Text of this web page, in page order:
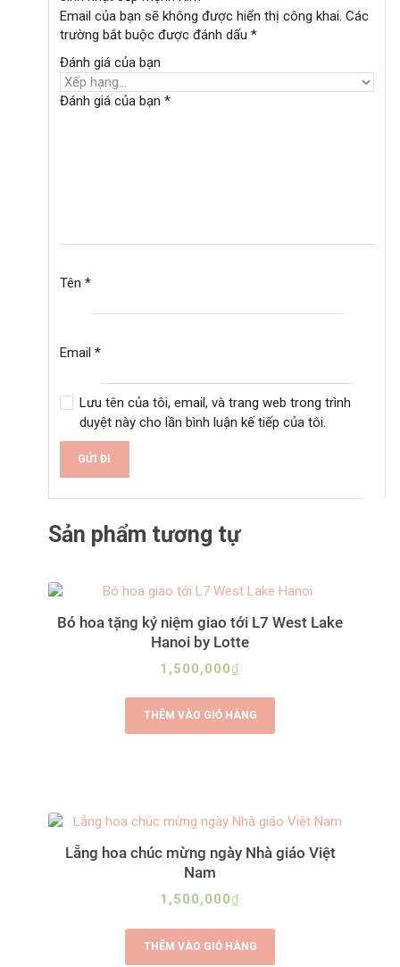
Email của bạn sẽ không được hiển thị công khai. Các
trường bắt buộc được đánh dấu *
Đánh giá của bạn
Đánh giá của bạn *
Tên *
Email *
Lưu tên của tôi, email, và trang web trong trình
duyệt này cho lần bình luận kế tiếp của tôi.
A
t
n
t
Sản phẩm tương tự
Bó hoa tặng kỷ niệm giao tới L7 West Lake
Hanoi by Lotte
1,500,000₫
THÊM VÀO GIỎ HÀNG
Lẵng hoa chúc mừng ngày Nhà giáo Việt
Nam
1,500,000₫
THÊM VÀO GIỎ HÀNG